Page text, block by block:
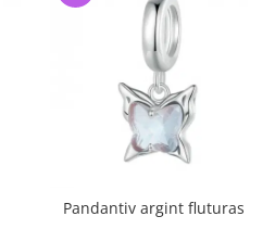
Pandantiv argint fluturas